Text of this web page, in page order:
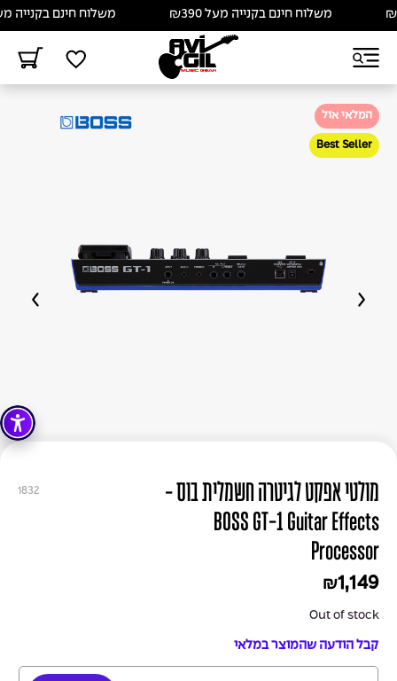
משלוח חינם בקנייה מעל ₪390 משלוח חינם בקנייה מעל ₪390
המלאי אזל
Best Seller
1832
מולטי אפקט לגיטרה חשמלית בוס -
BOSS GT-1 Guitar Effects
Processor
₪1,149
Out of stock
קבל הודעה שהמוצר במלאי